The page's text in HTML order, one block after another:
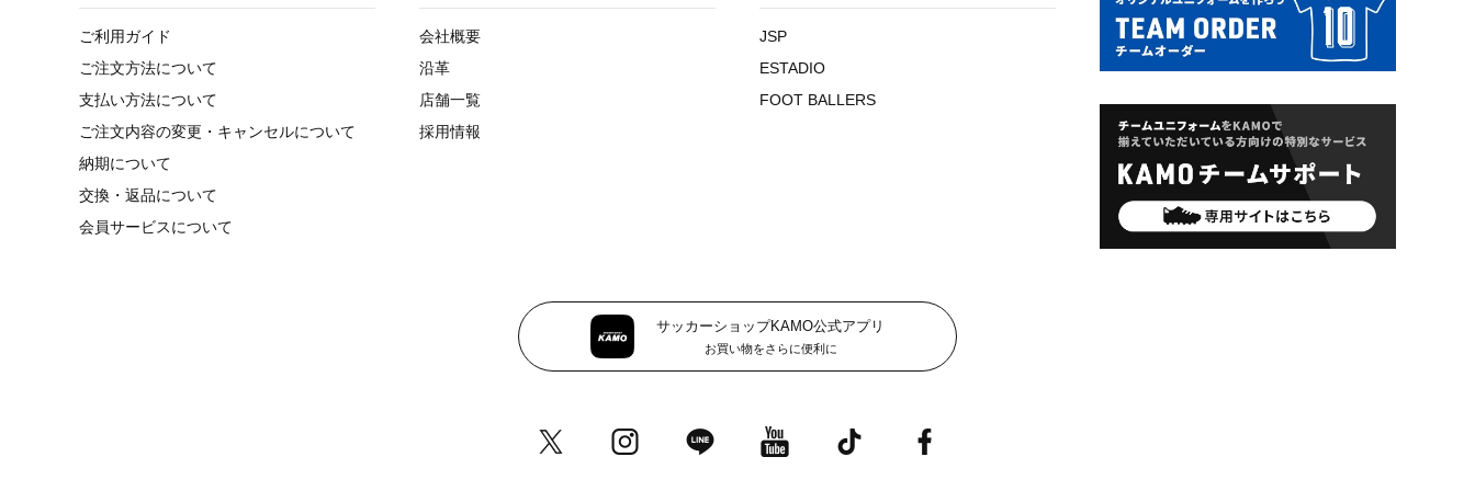
ご利用ガイド
ご注文方法について
支払い方法について
ご注文内容の変更・キャンセルについて
納期について
交換・返品について
会員サービスについて
会社概要
沿革
店舗一覧
採用情報
JSP
ESTADIO
FOOT BALLERS
サッカーショップKAMO公式アプリ
お買い物をさらに便利に